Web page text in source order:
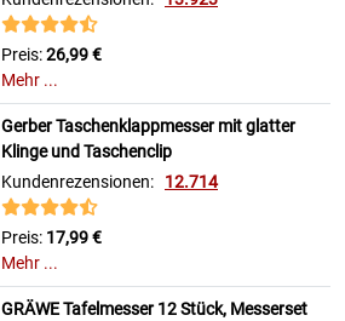
Preis:26,99 €
Mehr ...
Gerber Taschenklappmesser mit glatter
Klinge und Taschenclip
Kundenrezensionen: 12.714
Preis: 17,99 €
Mehr ...
GRÄWE Tafelmesser 12 Stück, Messerset